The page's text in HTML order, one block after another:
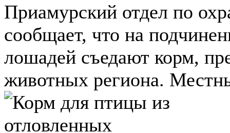
Приамурский отдел по
сообщает, что на
лошадей съедают корм,
животных региона.